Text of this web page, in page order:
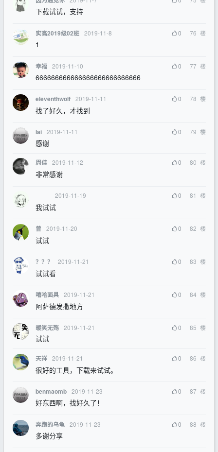
下载试试，支持
实高2019级02班 2019-11-8 0 76 楼
1
幸福 2019-11-10 0 77 楼
666666666666666666666666666
eleventhwolf 2019-11-11 0 78 楼
找了好久，才找到
lai 2019-11-11 0 79 楼
感谢
周佳 2019-11-12 0 80 楼
非常感谢
2019-11-19 0 81 楼
我试试
曾 2019-11-20 0 82 楼
试试
？？？ 2019-11-21 0 83 楼
试试看
嘻哈面具 2019-11-21 0 84 楼
阿萨德发撒地方
暖笑无殇 2019-11-21 0 85 楼
试试
天祥 2019-11-21 0 86 楼
很好的工具，下载来试试。
benmaomb 2019-11-23 0 87 楼
好东西啊，找好久了！
奔跑的乌龟 2019-11-23 0 88 楼
多谢分享